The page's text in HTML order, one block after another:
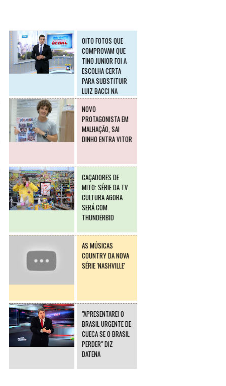
OITO FOTOS QUE
COMPROVAM QUE
TINO JUNIOR FOI A
ESCOLHA CERTA
PARA SUBSTITUIR
LUIZ BACCI NA
RECORD
NOVO
PROTAGONISTA EM
MALHAÇÃO, SAI
DINHO ENTRA VITOR
CAÇADORES DE
MITO: SÉRIE DA TV
CULTURA AGORA
SERÁ COM
THUNDERBID
AS MÚSICAS
COUNTRY DA NOVA
SÉRIE 'NASHVILLE'
"APRESENTAREI O
BRASIL URGENTE DE
CUECA SE O BRASIL
PERDER" DIZ
DATENA